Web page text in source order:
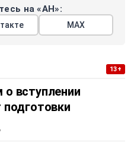
на «АН»:
МАХ
13+
вступлении
,